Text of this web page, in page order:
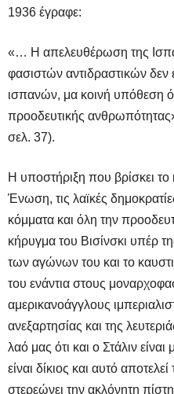
1936 έγραφε:
«… Η απελευθέρωση της
φασιστών αντιδραστικών δεν
ισπανών, μα κοινή υπόθεση
προοδευτικής
σελ. 37).
Η υποστήριξη που βρίσκει το
Ένωση, τις λαϊκές
κόμματα και όλη την
κήρυγμα του Βισίνσκι υπέρ
των αγώνων του και το
του ενάντια στους
αμερικανοάγγλους
ανεξαρτησίας και της
λαό μας ότι και ο Στάλιν
είναι δίκιος και αυτό
στερεώνει την ακλόνητη